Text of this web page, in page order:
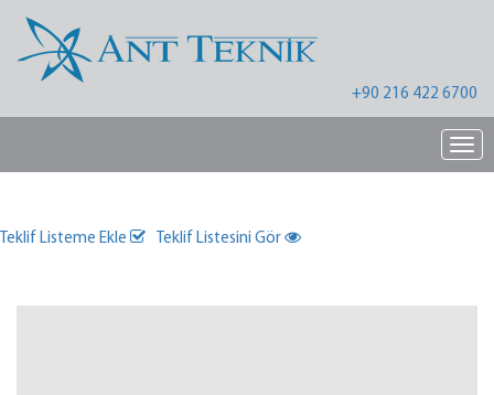
+90 216 422 6700
Teklif Listeme Ekle Teklif Listesini Gör